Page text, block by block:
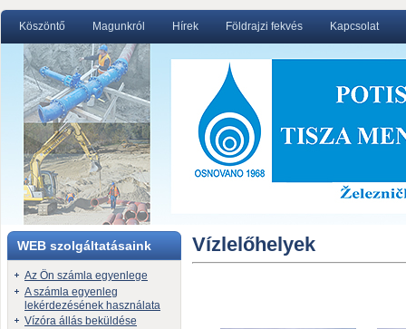
Köszöntő Magunkról Hírek Földrajzi fekvés Kapcsolat
WEB szolgáltatásaink
Az Ön számla egyenlege
A számla egyenleg
lekérdezésének használata
Vízóra állás beküldése
Vízlelőhelyek